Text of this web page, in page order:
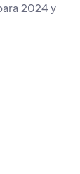
2024 y